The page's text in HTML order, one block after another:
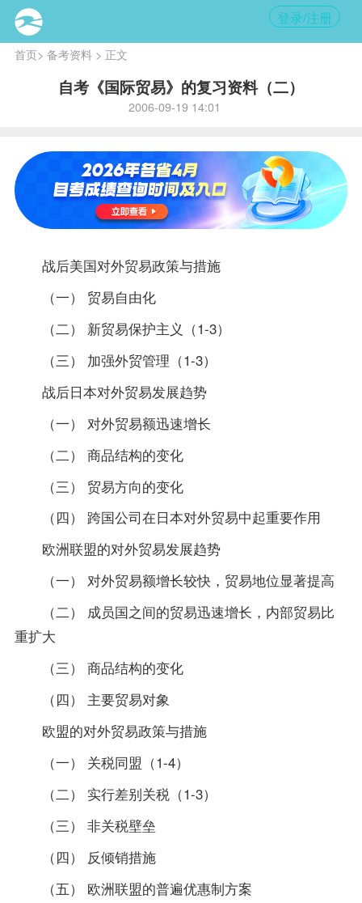
登录/注册
首页> 备考资料> 正文
自考《国际贸易》的复习资料（二）
2006-09-19 14:01
战后美国对外贸易政策与措施
（一） 贸易自由化
（二） 新贸易保护主义（1-3）
（三） 加强外贸管理（1-3）
战后日本对外贸易发展趋势
（一） 对外贸易额迅速增长
（二） 商品结构的变化
（三） 贸易方向的变化
（四） 跨国公司在日本对外贸易中起重要作用
欧洲联盟的对外贸易发展趋势
（一） 对外贸易额增长较快，贸易地位显著提高
（二） 成员国之间的贸易迅速增长，内部贸易比
重扩大
（三） 商品结构的变化
（四） 主要贸易对象
欧盟的对外贸易政策与措施
（一） 关税同盟（1-4）
（二） 实行差别关税（1-3）
（三） 非关税壁垒
（四） 反倾销措施
（五） 欧洲联盟的普遍优惠制方案